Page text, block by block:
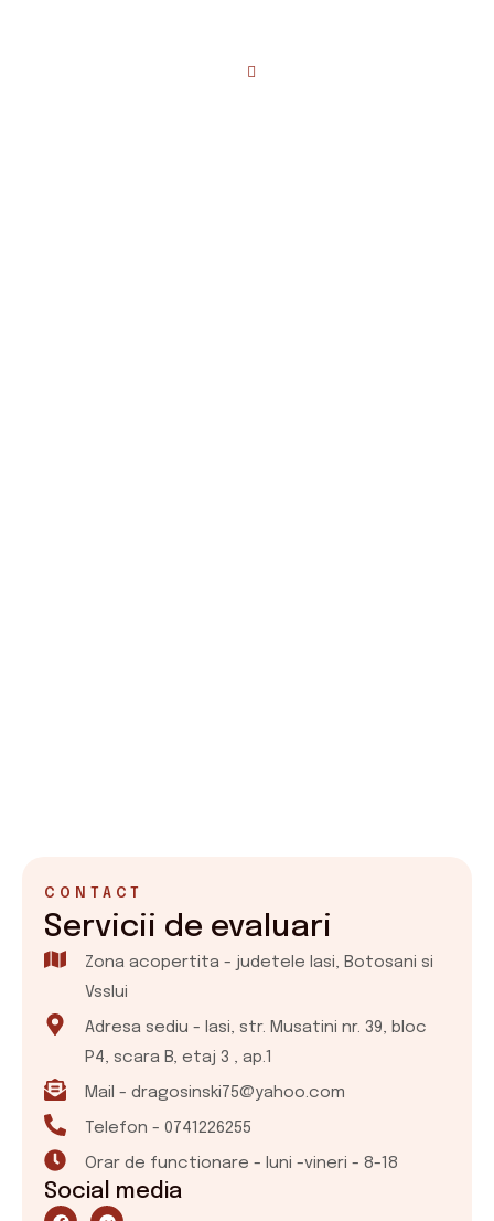
CONTACT
Servicii de evaluari
Zona acopertita - judetele Iasi, Botosani si
Vsslui
Adresa sediu - Iasi, str. Musatini nr. 39, bloc
P4, scara B, etaj 3 , ap.1
Mail - dragosinski75@yahoo.com
Telefon - 0741226255
Orar de functionare - luni -vineri - 8-18
Social media